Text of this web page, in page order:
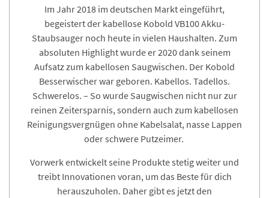
Im Jahr 2018 im deutschen Markt eingeführt,
begeistert der kabellose Kobold VB100 Akku-
Staubsauger noch heute in vielen Haushalten. Zum
absoluten Highlight wurde er 2020 dank seinem
Aufsatz zum kabellosen Saugwischen. Der Kobold
Besserwischer war geboren. Kabellos. Tadellos.
Schwerelos. – So wurde Saugwischen nicht nur zur
reinen Zeitersparnis, sondern auch zum kabellosen
Reinigungsvergnügen ohne Kabelsalat, nasse Lappen
oder schwere Putzeimer.
Vorwerk entwickelt seine Produkte stetig weiter und
treibt Innovationen voran, um das Beste für dich
herauszuholen. Daher gibt es jetzt den